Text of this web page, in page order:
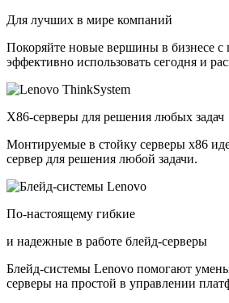
Для лучших в мире компаний
Покоряйте новые вершины в бизнесе
эффективно использовать сегодня и
X86-серверы для решения любых задач
Монтируемые в стойку серверы x86
сервер для решения любой задачи.
По-настоящему гибкие
и надежные в работе блейд-серверы
Блейд-системы Lenovo помогают
серверы на простой в управлении